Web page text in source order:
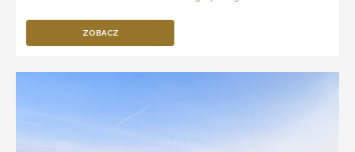
ZOBACZ